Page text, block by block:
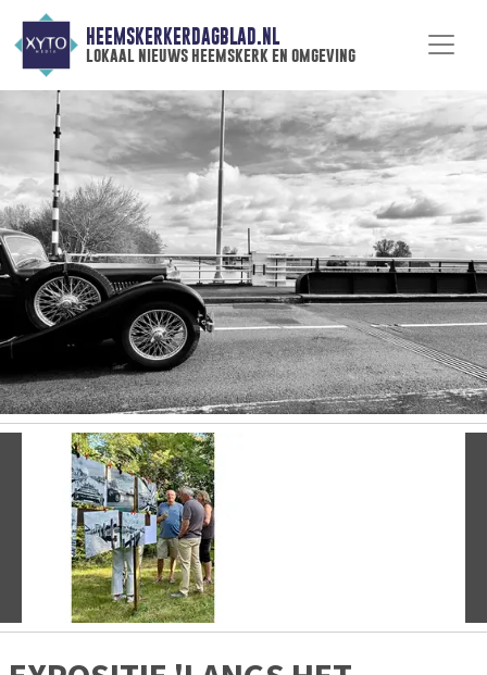
HEEMSKERKERDAGBLAD.NL
lokaal nieuws heemskerk en omgeving